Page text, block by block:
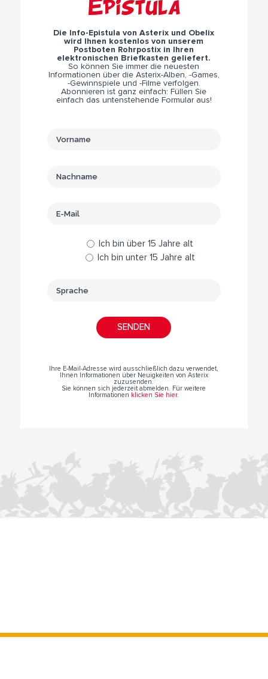
Epistula
Die Info-Epistula von Asterix und Obelix
wird Ihnen kostenlos von unserem
Postboten Rohrpostix in Ihren
elektronischen Briefkasten geliefert.
So können Sie immer die neuesten
Informationen über die Asterix-Alben, -Games,
-Gewinnspiele und -Filme verfolgen.
Abonnieren ist ganz einfach: Füllen Sie
einfach das untenstehende Formular aus!
Ich bin über 15 Jahre alt
Ich bin unter 15 Jahre alt
Ihre E-Mail-Adresse wird ausschließlich dazu verwendet,
Ihnen Informationen über Neuigkeiten von Asterix
zuzusenden.
Sie können sich jederzeit abmelden. Für weitere
Informationen klicken Sie hier.